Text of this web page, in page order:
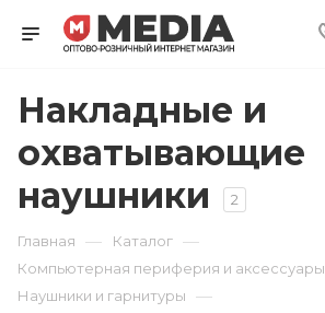
Накладные и
охватывающие
наушники
2
Главная — Каталог —
Компьютерная периферия и аксессуары
Наушники и гарнитуры —